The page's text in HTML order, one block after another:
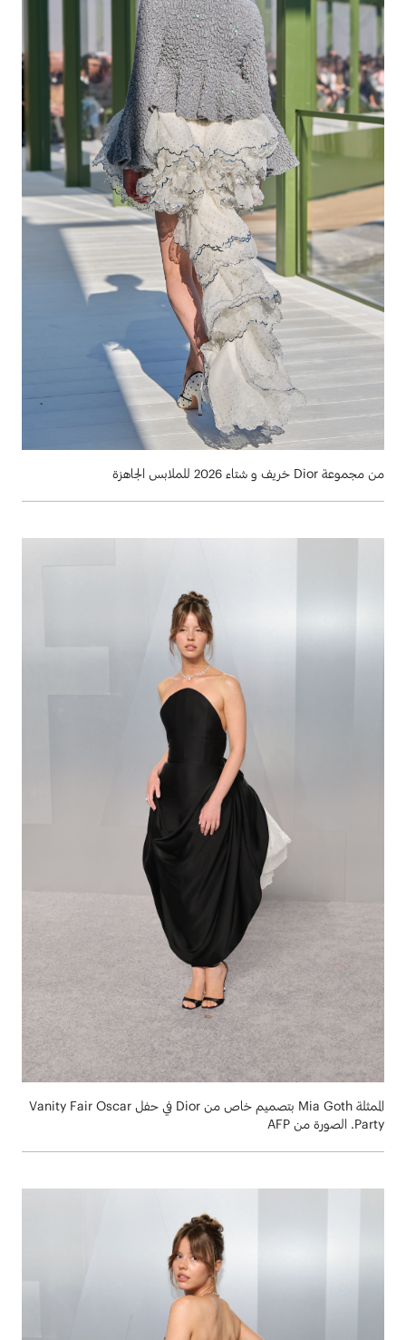
من مجموعة Dior خريف و شتاء 2026 للملابس الجاهزة
الممثلة Mia Goth بتصميم خاص من Dior في حفل Vanity Fair Oscar
Party. الصورة من AFP